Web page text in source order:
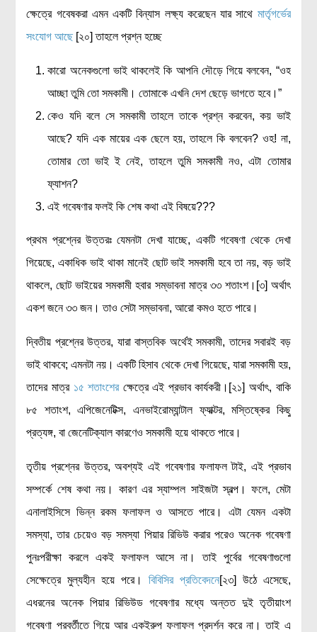
ক্ষেত্রে গবেষকরা এমন একটি বিন্যাস লক্ষ্য করেছেন যার সাথে মার্তৃগর্ভের
সংযোগ আছে [২০] তাহলে প্রশ্ন হচ্ছে
কারো অনেকগুলো ভাই থাকলেই কি আপনি দৌড়ে গিয়ে বলবেন, “ওহ
আচ্ছা তুমি তো সমকামী। তোমাকে এখনি দেশ ছেড়ে ভাগতে হবে।”
কেও যদি বলে সে সমকামী তাহলে তাকে প্রশ্ন করবেন, কয় ভাই
আছে? যদি এক মায়ের এক ছেলে হয়, তাহলে কি বলবেন? ওহ! না,
তোমার তো ভাই ই নেই, তাহলে তুমি সমকামী নও, এটা তোমার
ফ্যাশন?
এই গবেষণার ফলই কি শেষ কথা এই বিষয়ে???
প্রথম প্রশ্নের উত্তরঃ যেমনটা দেখা যাচ্ছে, একটি গবেষণা থেকে দেখা
গিয়েছে, একাধিক ভাই থাকা মানেই ছোট ভাই সমকামী হবে তা নয়, বড় ভাই
থাকলে, ছোট ভাইয়ের সমকামী হবার সম্ভাবনা মাত্র ৩৩ শতাংশ।[৩] অর্থাৎ
একশ জনে ৩৩ জন। তাও সেটা সম্ভাবনা, আরো কমও হতে পারে।
দ্বিতীয় প্রশ্নের উত্তর, যারা বাস্তবিক অর্থেই সমকামী, তাদের সবারই বড়
ভাই থাকবে; এমনটা নয়। একটি হিসাব থেকে দেখা গিয়েছে, যারা সমকামী হয়,
তাদের মাত্র ১৫ শতাংশেরক্ষেত্রে এই প্রভাব কার্যকরী।[২১] অর্থাৎ, বাকি
৮৫ শতাংশ, এপিজেনেটিক্স, এনভাইরোম্যান্টাল ফ্যাক্টর, মস্তিষ্কের কিছু
প্রত্যঙ্গ, বা জেনেটিক্যাল কারণেও সমকামী হয়ে থাকতে পারে।
তৃতীয় প্রশ্নের উত্তর, অবশ্যই এই গবেষণার ফলাফল টাই, এই প্রভাব
সম্পর্কে শেষ কথা নয়। কারণ এর স্যাম্পল সাইজটা স্বল্প। ফলে, মেটা
এনালাইসিসে ভিন্ন রকম ফলাফল ও আসতে পারে। এটা যেমন একটা
সমস্যা, তার চেয়েও বড় সমস্যা পিয়ার রিভিউ করার পরেও অনেক গবেষণা
পুনঃপরীক্ষা করলে একই ফলাফল আসে না। তাই পুর্বের গবেষণাগুলো
সেক্ষেত্রে মুল্যহীন হয়ে পরে। বিবিসির প্রতিবেদনে[২৩] উঠে এসেছে,
এধরনের অনেক পিয়ার রিভিউড গবেষণার মধ্যে অন্তত দুই তৃতীয়াংশ
গবেষণা পরবর্তীতে গিয়ে আর একইরুপ ফলাফল প্রদর্শন করে না। তাই এ